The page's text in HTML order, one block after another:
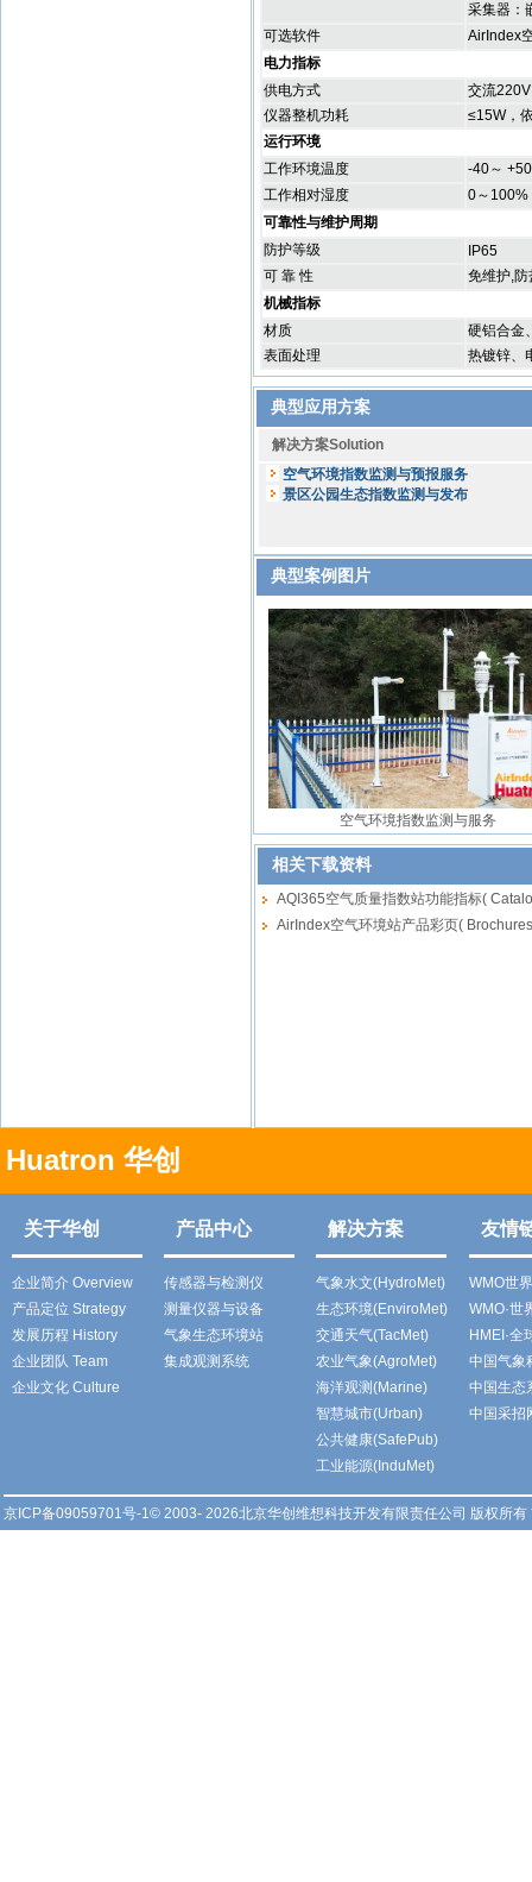
采集器：
可选软件
AirIndex
电力指标
供电方式
交流
仪器整机功耗
≤15W，
运行环境
工作环境温度
-40～
工作相对湿度
0～100%
可靠性与维护周期
防护等级
IP65
可 靠 性
免维护,
机械指标
材质
硬铝合金
表面处理
热镀锌、
典型应用方案
解决方案Solution
空气环境指数监测与预报服务
景区公园生态指数监测与发布
典型案例图片
空气环境指数监测与服务
相关下载资料
AQI365空气质量指数站功能指标(
AirIndex空气环境站产品彩页(
Huatron 华创
关于华创 产品中心 解决方案 友情
企业简介 Overview
产品定位 Strategy
发展历程 History
企业团队 Team
企业文化 Culture
传感器与检测仪
测量仪器与设备
气象生态环境站
集成观测系统
气象水文(HydroMet)
生态环境(EnviroMet)
交通天气(TacMet)
农业气象(AgroMet)
海洋观测(Marine)
智慧城市(Urban)
公共健康(SafePub)
工业能源(InduMet)
WMO世
WMO·世
HMEI·全
中国气象
中国生态
中国采招
京ICP备09059701号-1© 2003- 2026北京华创维想科技开发有限责任公司 版权所有